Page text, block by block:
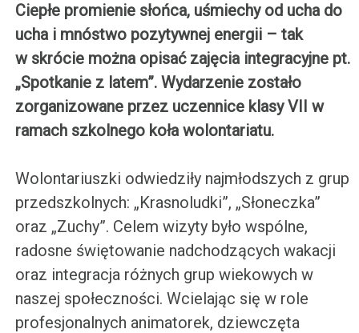
Ciepłe promienie słońca, uśmiechy od ucha do
ucha i mnóstwo pozytywnej energii – tak
w skrócie można opisać zajęcia integracyjne pt.
„Spotkanie z latem”. Wydarzenie zostało
zorganizowane przez uczennice klasy VII w
ramach szkolnego koła wolontariatu.
Wolontariuszki odwiedziły najmłodszych z grup
przedszkolnych: „Krasnoludki”, „Słoneczka”
oraz „Zuchy”. Celem wizyty było wspólne,
radosne świętowanie nadchodzących wakacji
oraz integracja różnych grup wiekowych w
naszej społeczności. Wcielając się w role
profesjonalnych animatorek, dziewczęta